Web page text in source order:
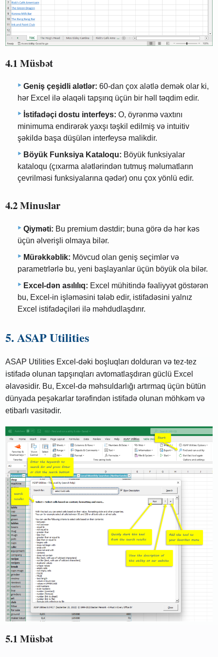
4.1 Müsbət
Geniş çeşidli alətlər: 60-dan çox alətlə demək olar ki,
hər Excel ilə əlaqəli tapşırıq üçün bir həll təqdim edir.
İstifadəçi dostu interfeys: O, öyrənmə vaxtını
minimuma endirərək yaxşı təşkil edilmiş və intuitiv
şəkildə başa düşülən interfeysə malikdir.
Böyük Funksiya Kataloqu: Böyük funksiyalar
kataloqu (çıxarma alətlərindən tutmuş məlumatların
çevrilməsi funksiyalarına qədər) onu çox yönlü edir.
4.2 Minuslar
Qiyməti: Bu premium dəstdir; buna görə də hər kəs
üçün əlverişli olmaya bilər.
Mürəkkəblik: Mövcud olan geniş seçimlər və
parametrlərlə bu, yeni başlayanlar üçün böyük ola bilər.
Excel-dən asılılıq: Excel mühitində fəaliyyət göstərən
bu, Excel-in işləməsini tələb edir, istifadəsini yalnız
Excel istifadəçiləri ilə məhdudlaşdırır.
5. ASAP Utilities
ASAP Utilities Excel-dəki boşluqları dolduran və tez-tez
istifadə olunan tapşırıqları avtomatlaşdıran güclü Excel
əlavəsidir. Bu, Excel-də məhsuldarlığı artırmaq üçün bütün
dünyada peşəkarlar tərəfindən istifadə olunan möhkəm və
etibarlı vasitədir.
5.1 Müsbət